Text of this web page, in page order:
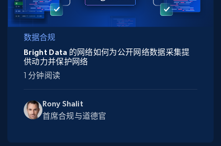
数据合规
Rony Shalit
首席合规与道德官
Bright Data 的网络如何为公开网络数据采集提
供动力并保护网络
1 分钟阅读